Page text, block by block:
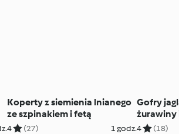
Koperty z siemienia lnianego
ze szpinakiem i fetą
4 (27) 1 godz.
Gofry
żurawiny
4 (18)